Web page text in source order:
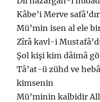
Kâbe’i Merve
Mü’min isen al ele
Zîrâ kavl-i
Şol kişi kim dâimâ
Tâ’at-ü zühd ve
kimsenin
Mü’minin kalbidir